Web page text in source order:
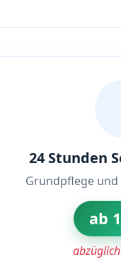
24 Stunden
Grundpflege
ab